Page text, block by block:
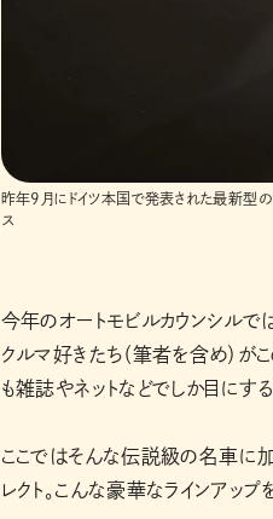
昨年9月にドイツ本国で発表された最新型の
ス
今年のオートモビルカウンシルで
クルマ好きたち（筆者を含め）が
も雑誌やネットなどでしか目に
ここではそんな伝説級の名車に
レクト。こんな豪華なラインアッ